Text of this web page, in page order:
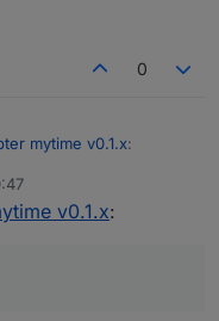
0
mytime v0.1.x:
Widget und Blockly
v0.1.x: